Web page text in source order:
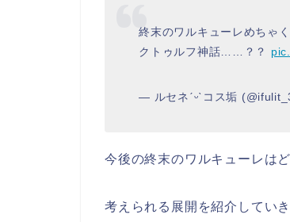
終末のワルキューレめちゃ
クトゥルフ神話……？？
— ルセネˊᵕˋコス垢
今後の終末のワルキューレは
考えられる展開を紹介していき